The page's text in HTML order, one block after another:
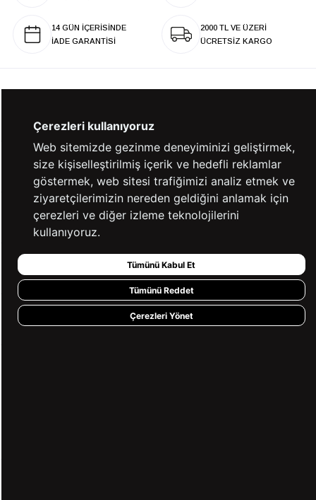
14 GÜN İÇERİSİNDE
İADE GARANTİSİ
2000 TL VE ÜZERİ
ÜCRETSİZ KARGO
KATEGORİLER
YARDIM
BİZE ULAŞIN
HIZLI ERİŞİM
Çerezleri kullanıyoruz
Web sitemizde gezinme deneyiminizi geliştirmek,
size kişiselleştirilmiş içerik ve hedefli reklamlar
göstermek, web sitesi trafiğimizi analiz etmek ve
ziyaretçilerimizin nereden geldiğini anlamak için
çerezleri ve diğer izleme teknolojilerini
kullanıyoruz.
Tümünü Kabul Et
Tümünü Reddet
Çerezleri Yönet